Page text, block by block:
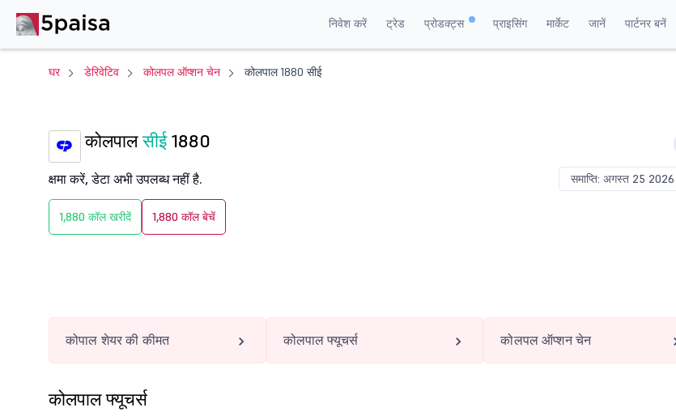
निवेश करें ट्रेड प्रोडक्ट्स प्राइसिंग मार्केट जानें पार्टनर बनें
घर डेरिवेटिव कोलपल ऑप्शन चेन कोलपाल 1880 सीई
कोलपालसीई1880
क्षमा करें, डेटा अभी उपलब्ध नहीं है.
1,880 कॉल खरीदें 1,880 कॉल बेचें
कोपाल शेयर की कीमत कोलपाल फ्यूचर्स कोलपल ऑप्शन चेन
कोलपाल फ्यूचर्स